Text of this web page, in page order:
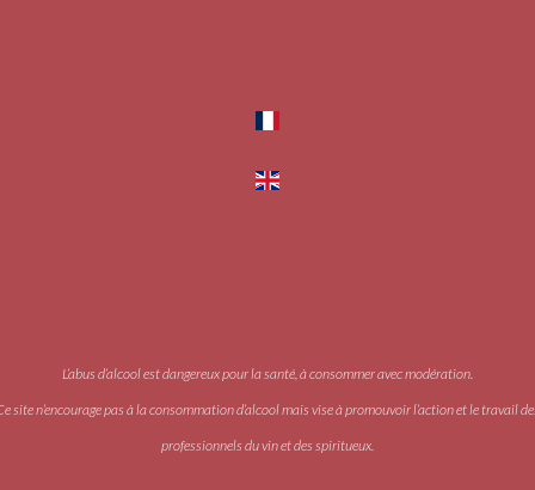
L’abus d’alcool est dangereux pour la santé, à consommer avec modération.
site n’encourage pas à la consommation d’alcool mais vise à promouvoir l’action et le travail
professionnels du vin et des spiritueux.